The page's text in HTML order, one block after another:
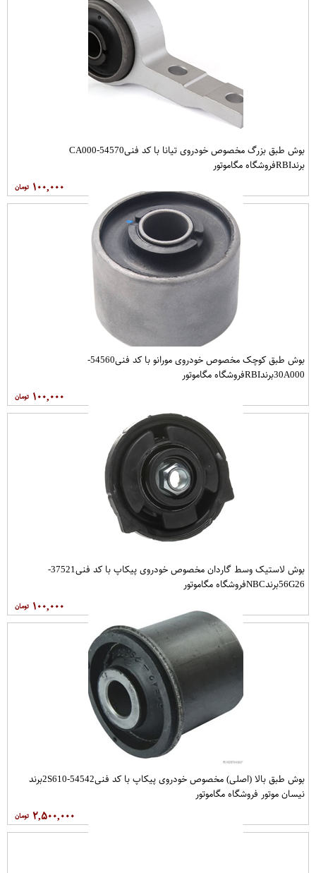
بوش طبق بزرگ مخصوص خودروی تیانا با کد فنی54570-CA000
برندRBIفروشگاه مگاموتور
۱۰۰,۰۰۰
بوش طبق کوچک مخصوص خودروی مورانو با کد فنی54560-
30A000برندRBIفروشگاه مگاموتور
۱۰۰,۰۰۰
بوش لاستیک وسط گاردان مخصوص خودروی پیکاپ با کد فنی37521-
56G26برندNBCفروشگاه مگاموتور
۱۰۰,۰۰۰
بوش طبق بالا (اصلی) مخصوص خودروی پیکاپ با کد فنی54542-2S610برند
نیسان موتور فروشگاه مگاموتور
۲,۵۰۰,۰۰۰